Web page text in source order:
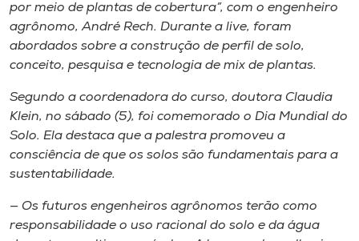
Selecione
por meio de plantas de cobertura”, com o engenheiro
agrônomo, André Rech. Durante a live, foram
abordados sobre a construção de perfil de solo,
conceito, pesquisa e tecnologia de mix de plantas.
Segundo a coordenadora do curso, doutora Claudia
Klein, no sábado (5), foi comemorado o Dia Mundial do
Solo. Ela destaca que a palestra promoveu a
consciência de que os solos são fundamentais para a
sustentabilidade.
— Os futuros engenheiros agrônomos terão como
responsabilidade o uso racional do solo e da água